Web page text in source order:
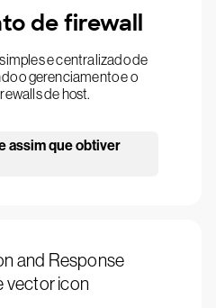
de firewall
e centralizado de
o gerenciamento e o
de host.
assim que obtiver